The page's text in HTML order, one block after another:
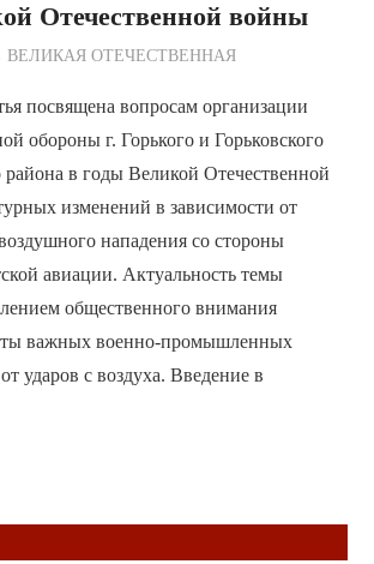
Отечественной войны
Дежурный по Редакции
ВЕЛИКАЯ ОТЕЧЕСТВЕННАЯ
посвящена вопросам организации
обороны г. Горького и Горьковского
в годы Великой Отечественной
изменений в зависимости от
нападения со стороны
авиации. Актуальность темы
общественного внимания
важных военно-промышленных
ударов с воздуха. Введение в